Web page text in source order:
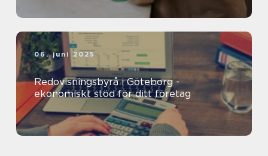
06. juni 2025
Redovisningsbyrå i Göteborg -
ekonomiskt stöd för ditt företag